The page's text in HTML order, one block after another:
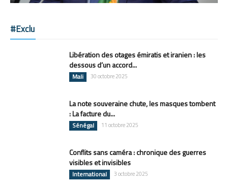
#Exclu
Libération des otages émiratis et iranien : les
dessous d’un accord...
Mali 30 octobre 2025
La note souveraine chute, les masques tombent
: La facture du...
Sénégal 11 octobre 2025
Conflits sans caméra : chronique des guerres
visibles et invisibles
International 3 octobre 2025